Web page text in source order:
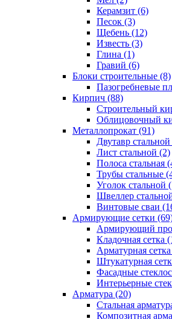
Керамзит (6)
Песок (3)
Щебень (12)
Известь (3)
Глина (1)
Гравий (6)
Блоки строительные (8)
Пазогребневые
Кирпич (88)
Строительный
Облицовочный
Металлопрокат (91)
Двутавр
Лист стальной (2)
Полоса стальная
Трубы стальные
Уголок стальной
Швеллер
Винтовые сваи
Армирующие сетки
Армирующий
Кладочная сетка
Арматурная
Штукатурная
Фасадные
Интерьерные
Арматура (20)
Стальная
Композитная